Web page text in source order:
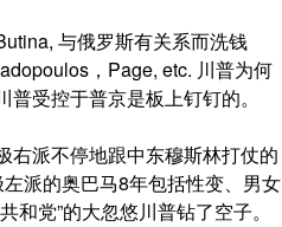
与俄罗斯有关系而洗钱
，Page, etc. 川普为何
受控于普京是板上钉钉的。
右派不停地跟中东穆斯林打仗的
派的奥巴马8年包括性变、男女
党”的大忽悠川普钻了空子。